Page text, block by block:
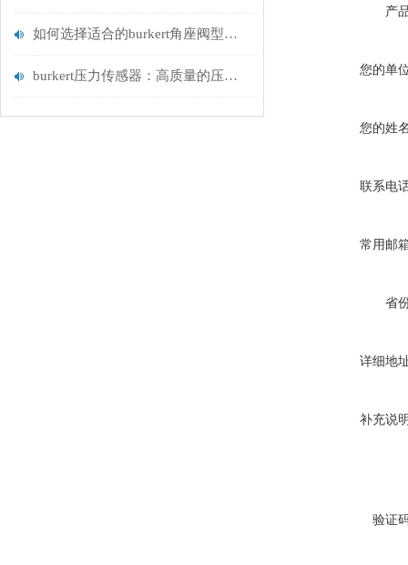
如何选择适合的burkert角座阀型号？
burkert压力传感器：高质量的压力测量解决方案
产
您的单
您的姓
联系电
常用邮
省
详细地
补充说
验证